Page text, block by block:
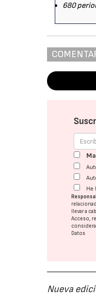
680
He
llevar a
Acceso,
Datos
Nueva